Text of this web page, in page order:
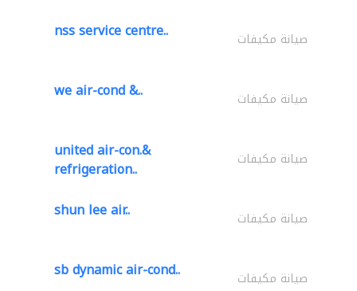
nss service centre.. صيانة مكيفات
we air-cond &.. صيانة مكيفات
united air-con.&
refrigeration.. صيانة مكيفات
shun lee air.. صيانة مكيفات
sb dynamic air-cond.. صيانة مكيفات